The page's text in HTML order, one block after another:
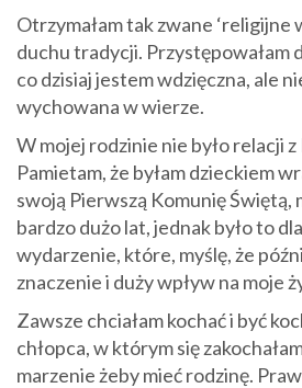
Otrzymałam tak zwane ‘religijne
duchu tradycji. Przystępowałam
co dzisiaj jestem wdzięczna, ale
wychowana w wierze.
W mojej rodzinie nie było relacji
Pamietam, że byłam dzieckiem
swoją Pierwszą Komunię Świętą,
bardzo dużo lat, jednak było to
wydarzenie, które, myślę, że
znaczenie i duży wpływ na moje
Zawsze chciałam kochać i być
chłopca, w którym się
marzenie żeby mieć rodzinę.